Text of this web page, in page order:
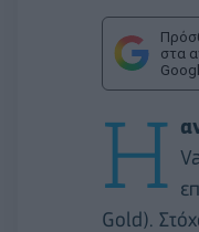
στα
Η
Gold).